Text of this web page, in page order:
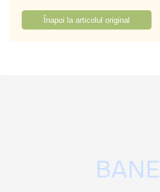
Înapoi la articolul original